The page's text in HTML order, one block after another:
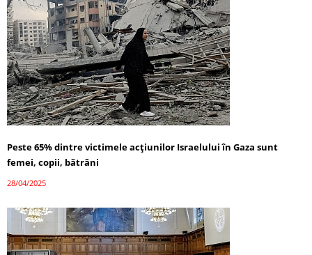
Peste 65% dintre victimele acțiunilor Israelului în Gaza sunt
femei, copii, bătrâni
28/04/2025